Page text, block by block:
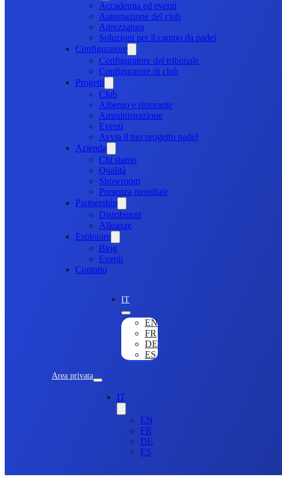
Accademia ed eventi
Automazione del club
Attrezzatura
Soluzioni per il campo da padel
Configuratore
Configuratore del tribunale
Configuratore di club
Progetti
Club
Albergo e ristorante
Amministrazione
Eventi
Avvia il tuo progetto padel
Azienda
Chi siamo
Qualità
Showroom
Presenza mondiale
Partnership
Distributori
Alleanze
Esplorare
Blog
Eventi
Contatto
Area privata
IT
EN
FR
DE
ES
IT
EN
FR
DE
ES